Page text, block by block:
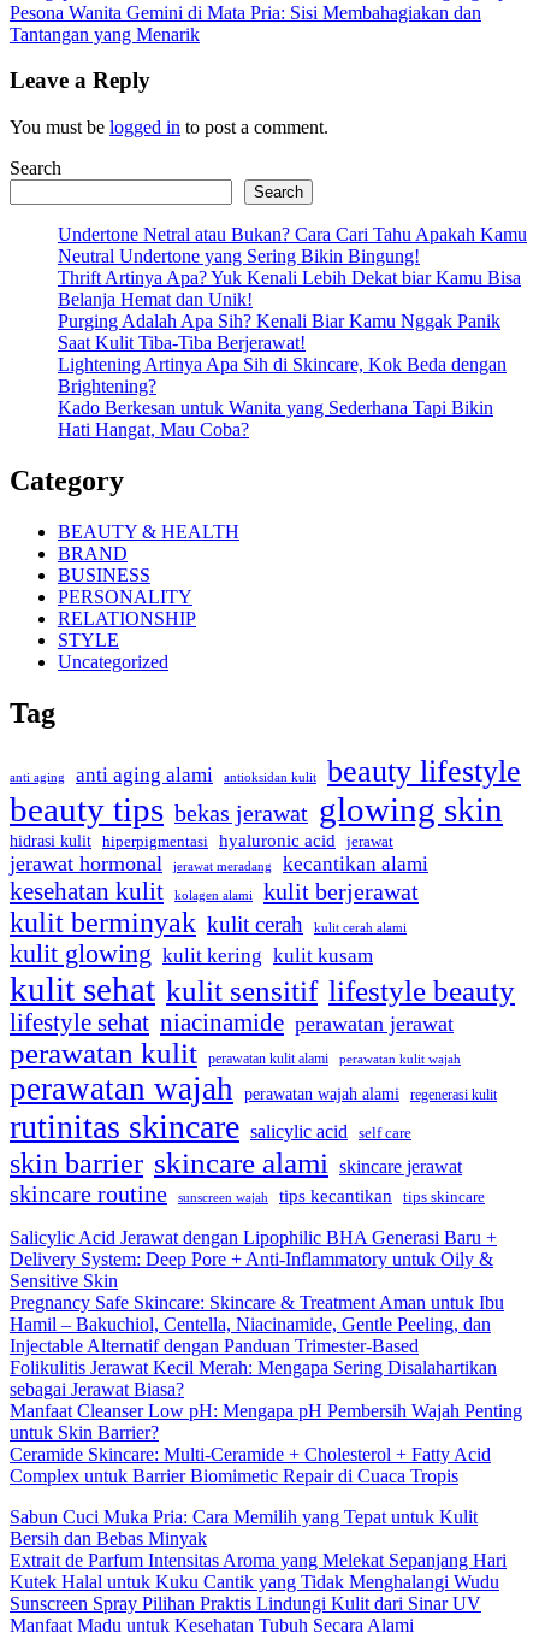
Post:
Pesona Wanita Gemini di Mata Pria: Sisi Membahagiakan dan
Tantangan yang Menarik
Leave a Reply
You must be logged in to post a comment.
Search
Search
Undertone Netral atau Bukan? Cara Cari Tahu Apakah Kamu
Neutral Undertone yang Sering Bikin Bingung!
Thrift Artinya Apa? Yuk Kenali Lebih Dekat biar Kamu Bisa
Belanja Hemat dan Unik!
Purging Adalah Apa Sih? Kenali Biar Kamu Nggak Panik
Saat Kulit Tiba-Tiba Berjerawat!
Lightening Artinya Apa Sih di Skincare, Kok Beda dengan
Brightening?
Kado Berkesan untuk Wanita yang Sederhana Tapi Bikin
Hati Hangat, Mau Coba?
Category
BEAUTY & HEALTH
BRAND
BUSINESS
PERSONALITY
RELATIONSHIP
STYLE
Uncategorized
Tag
anti aging anti aging alami antioksidan kulit beauty lifestyle
beauty tips bekas jerawat glowing skin
hidrasi kulit hiperpigmentasi hyaluronic acid jerawat
jerawat hormonal jerawat meradang kecantikan alami
kesehatan kulit kolagen alami kulit berjerawat
kulit berminyak kulit cerah kulit cerah alami
kulit glowing kulit kering kulit kusam
kulit sehat kulit sensitif lifestyle beauty
lifestyle sehat niacinamide perawatan jerawat
perawatan kulit perawatan kulit alami perawatan kulit wajah
perawatan wajah perawatan wajah alami regenerasi kulit
rutinitas skincare salicylic acid self care
skin barrier skincare alami skincare jerawat
skincare routine sunscreen wajah tips kecantikan tips skincare
Salicylic Acid Jerawat dengan Lipophilic BHA Generasi Baru +
Delivery System: Deep Pore + Anti-Inflammatory untuk Oily &
Sensitive Skin
Pregnancy Safe Skincare: Skincare & Treatment Aman untuk Ibu
Hamil – Bakuchiol, Centella, Niacinamide, Gentle Peeling, dan
Injectable Alternatif dengan Panduan Trimester-Based
Folikulitis Jerawat Kecil Merah: Mengapa Sering Disalahartikan
sebagai Jerawat Biasa?
Manfaat Cleanser Low pH: Mengapa pH Pembersih Wajah Penting
untuk Skin Barrier?
Ceramide Skincare: Multi-Ceramide + Cholesterol + Fatty Acid
Complex untuk Barrier Biomimetic Repair di Cuaca Tropis
Sabun Cuci Muka Pria: Cara Memilih yang Tepat untuk Kulit
Bersih dan Bebas Minyak
Extrait de Parfum Intensitas Aroma yang Melekat Sepanjang Hari
Kutek Halal untuk Kuku Cantik yang Tidak Menghalangi Wudu
Sunscreen Spray Pilihan Praktis Lindungi Kulit dari Sinar UV
Manfaat Madu untuk Kesehatan Tubuh Secara Alami